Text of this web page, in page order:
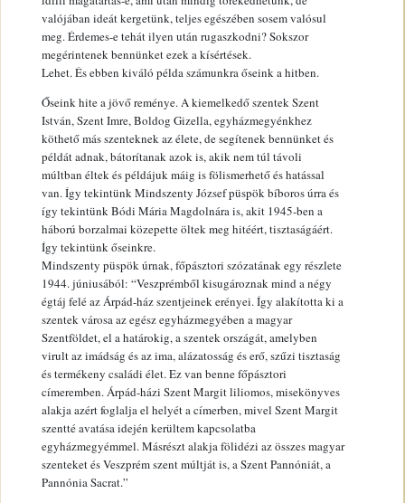
valójában ideát kergetünk, teljes egészében sosem valósul
meg. Érdemes-e tehát ilyen után rugaszkodni? Sokszor
megérintenek bennünket ezek a kísértések.
Lehet. És ebben kiváló példa számunkra őseink a hitben.
Őseink hite a jövő reménye. A kiemelkedő szentek Szent
István, Szent Imre, Boldog Gizella, egyházmegyénkhez
köthető más szenteknek az élete, de segítenek bennünket és
példát adnak, bátorítanak azok is, akik nem túl távoli
múltban éltek és példájuk máig is fölismerhető és hatással
van. Így tekintünk Mindszenty József püspök bíboros úrra és
így tekintünk Bódi Mária Magdolnára is, akit 1945-ben a
háború borzalmai közepette öltek meg hitéért, tisztaságáért.
Így tekintünk őseinkre.
Mindszenty püspök úrnak, főpásztori szózatának egy részlete
1944. júniusából: “Veszprémből kisugároznak mind a négy
égtáj felé az Árpád-ház szentjeinek erényei. Így alakította ki a
szentek városa az egész egyházmegyében a magyar
Szentföldet, el a határokig, a szentek országát, amelyben
virult az imádság és az ima, alázatosság és erő, szűzi tisztaság
és termékeny családi élet. Ez van benne főpásztori
címeremben. Árpád-házi Szent Margit liliomos, misekönyves
alakja azért foglalja el helyét a címerben, mivel Szent Margit
szentté avatása idején kerültem kapcsolatba
egyházmegyémmel. Másrészt alakja fölidézi az összes magyar
szenteket és Veszprém szent múltját is, a Szent Pannóniát, a
Pannónia Sacrat.”